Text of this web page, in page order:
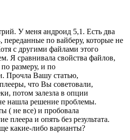
У меня андроид 5,1. Есть два
переданные по вайберу, которые не
с другими файлами этого
Я сравнивала свойства файлов,
размеру, и по
Прочла Вашу статью,
что Вы советовали,
потом залезла в опции
нашла решение проблемы.
( не все) и пробовала
плеера и опять без результата.
какие-либо варианты?